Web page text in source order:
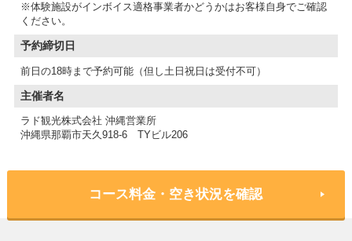
※体験施設がインボイス適格事業者かどうかはお客様自身でご確認
予約締切日
前日の18時まで予約可能（但し土日祝日は受付不可）
主催者名
ラド観光株式会社 沖縄営業所
沖縄県那覇市天久918-6 TYビル206
コース料金・空き状況を確認